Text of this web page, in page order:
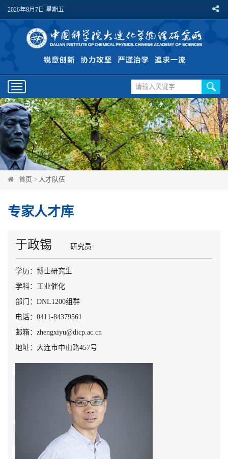
2026年8月7日 星期五
Toggle
navigation
首页 > 人才队伍
专家人才库
于政锡 研究员
学历：博士研究生
学科：工业催化
部门：DNL1200组群
电话：0411-84379561
邮箱：zhengxiyu@dicp.ac.cn
地址：大连市中山路457号